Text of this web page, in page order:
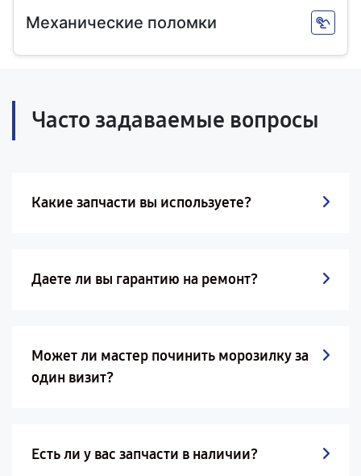
Механические поломки
Часто задаваемые вопросы
Какие запчасти вы используете?
Даете ли вы гарантию на ремонт?
Может ли мастер починить морозилку за
один визит?
Есть ли у вас запчасти в наличии?